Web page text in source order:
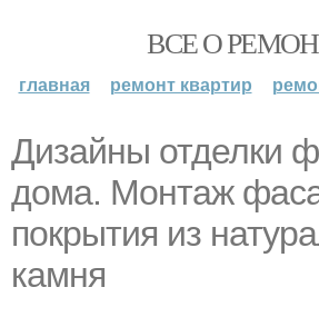
ВСЕ О
главная ремонт квартир
Дизайны отделки
дома. Монтаж
покрытия из
камня